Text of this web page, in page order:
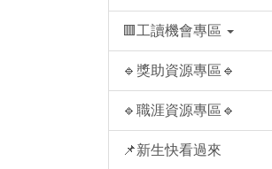
🟥工讀機會專區
🔹獎助資源專區🔹
🔹職涯資源專區🔹
📌新生快看過來